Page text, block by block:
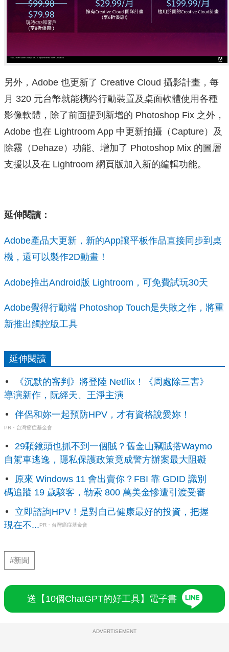
另外，Adobe 也更新了 Creative Cloud 攝影計畫，每
月 320 元台幣就能橫跨行動裝置及桌面軟體使用各種
影像軟體，除了前面提到新增的 Photoshop Fix 之外，
Adobe 也在 Lightroom App 中更新拍攝（Capture）及
除霧（Dehaze）功能、增加了 Photoshop Mix 的圖層
支援以及在 Lightroom 網頁版加入新的編輯功能。
延伸閱讀：
Adobe產品大更新，新的App讓平板作品直接同步到桌
機，還可以製作2D動畫！
Adobe推出Android版 Lightroom，可免費試玩30天
Adobe覺得行動端 Photoshop Touch是失敗之作，將重
新推出觸控版工具
延伸閱讀
《沉默的審判》將登陸 Netflix！《周處除三害》
導演新作，阮經天、王淨主演
伴侶和妳一起預防HPV，才有資格說愛妳！
PR・台灣癌症基金會
29顆鏡頭也抓不到一個賊？舊金山竊賊搭Waymo
自駕車逃逸，隱私保護政策竟成警方辦案最大阻礙
原來 Windows 11 會出賣你？FBI 靠 GDID 識別
碼追蹤 19 歲駭客，勒索 800 萬美金慘遭引渡受審
立即諮詢HPV！是對自己健康最好的投資，把握
現在不...PR・台灣癌症基金會
#新聞
送【10個ChatGPT的好工具】電子書
ADVERTISEMENT